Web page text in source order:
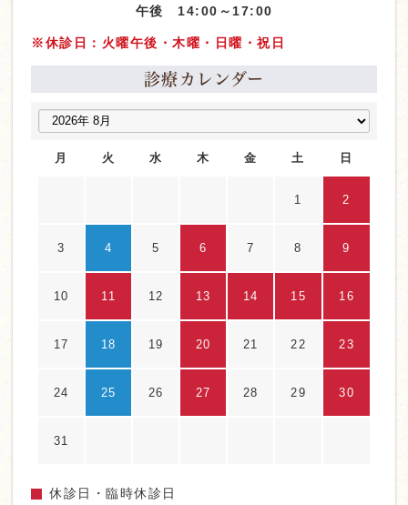
午後 14:00～17:00
※休診日：火曜午後・木曜・日曜・祝日
診療カレンダー
月 火 水 木 金 土 日
1 2
3 4 5 6 7 8 9
10 11 12 13 14 15 16
17 18 19 20 21 22 23
24 25 26 27 28 29 30
31
休診日・臨時休診日